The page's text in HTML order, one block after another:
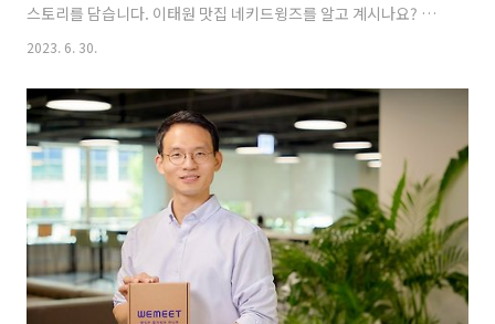
스토리를 담습니다. 이태원 맛집 네키드윙즈를 알고 계시나요? 네
식 매운맛으로 핫소스 시장을 공략할 조준기 대표의 이야기를 함께
만나볼까요? 네키드크루 대표, 조준기입니다. 네키드크루는 이태
원에 위치한 윙 전문점 '네키드윙즈'를 운영하면서 한국적인 요소를
녹여낸 핫소스인 '진돗개 핫소스’를 만들어나가고 있어요. 2016년
도까지 다른 F&B 회사에서 양식 전공으로 커리어를 밟던 중 좋은
기회와 아이디어가 떠올라 네키드윙즈를 시작하게 되었죠. 네키드
윙즈..
2023. 6. 30.